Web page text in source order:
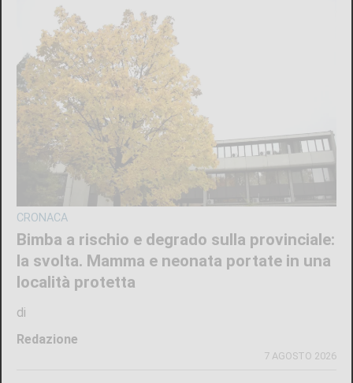
CRONACA
Bimba a rischio e degrado sulla provinciale:
la svolta. Mamma e neonata portate in una
località protetta
di
Redazione
7 AGOSTO 2026